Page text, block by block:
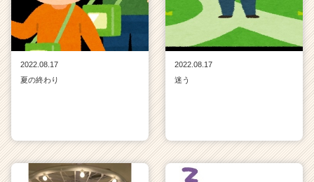
2022.08.17
夏の終わり
2022.08.17
迷う